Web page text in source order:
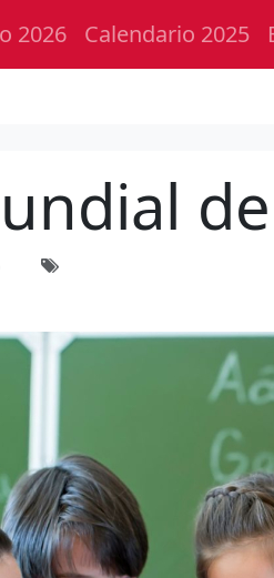
2026 Calendario 2025